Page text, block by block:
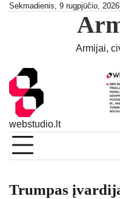
SkipSekmadienis, 9 rugpjūčio, 2026
Armijai,
webstudio.lt
Trumpas